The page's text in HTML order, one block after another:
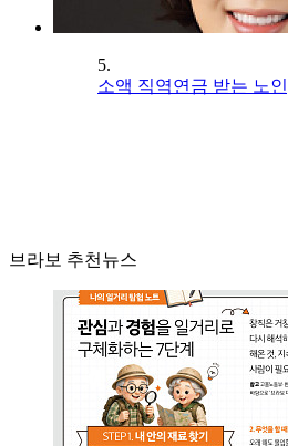
5.
소액 직역연금 받는 노
브라보 추천뉴스